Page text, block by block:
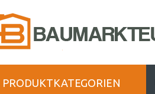
PRODUKTKATEGORIEN